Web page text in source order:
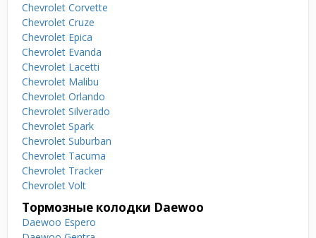
Chevrolet Corvette
Chevrolet Cruze
Chevrolet Epica
Chevrolet Evanda
Chevrolet Lacetti
Chevrolet Malibu
Chevrolet Orlando
Chevrolet Silverado
Chevrolet Spark
Chevrolet Suburban
Chevrolet Tacuma
Chevrolet Tracker
Chevrolet Volt
Тормозные колодки Daewoo
Daewoo Espero